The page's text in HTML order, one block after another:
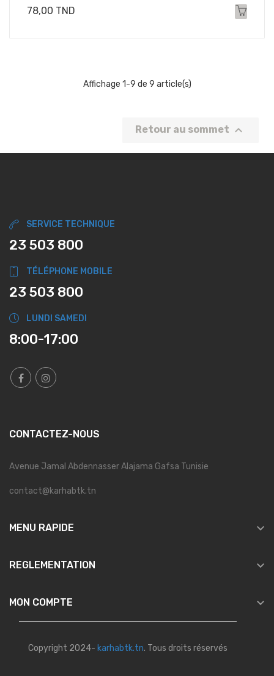
Prix
78,00 TND
Affichage 1-9 de 9 article(s)
Retour au sommet 
SERVICE TECHNIQUE
23 503 800
TÉLÉPHONE MOBILE
23 503 800
LUNDI SAMEDI
8:00-17:00
CONTACTEZ-NOUS
Avenue Jamal Abdennasser Alajama Gafsa Tunisie
contact@karhabtk.tn
MENU RAPIDE 
REGLEMENTATION 
MON COMPTE 
Copyright 2024- karhabtk.tn. Tous droits réservés